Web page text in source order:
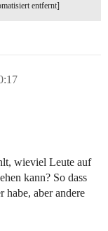
entfernt]
wieviel Leute auf
kann? So dass
habe, aber andere